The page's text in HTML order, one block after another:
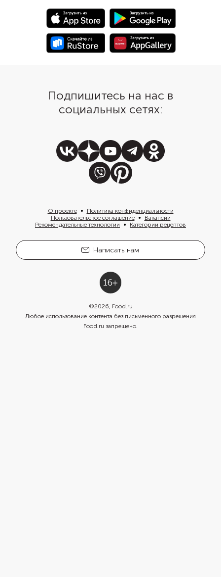
ярче. При желании дополните
салат орехами или семечками.
красиво, ярко и
Подпишитесь на нас в
социальных сетях:
О проекте
Политика конфиденциальности
Пользовательское соглашение
Вакансии
Рекомендательные технологии
Категории рецептов
Написать нам
©2026, Food.ru
Любое использование контента без письменного разрешения
Food.ru запрещено.